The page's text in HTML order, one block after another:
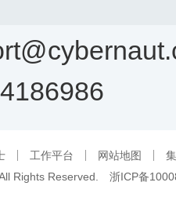
工作平台 网站地图
Rights Reserved. 浙ICP备